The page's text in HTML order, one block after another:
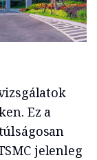
Ez a
jelenleg